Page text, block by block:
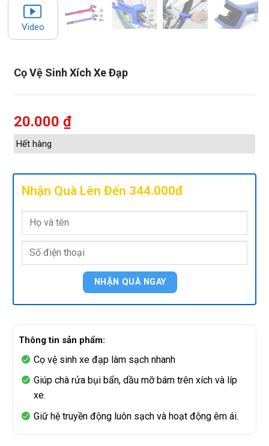
Cọ Vệ Sinh Xích Xe Đạp
Video
20.000 ₫
Hết hàng
Nhận Quà Lên Đến 344.000đ
Thông tin sản phẩm:
Cọ vệ sinh xe đạp làm sạch nhanh
Giúp chà rửa bụi bẩn, dầu mỡ bám trên xích và líp
xe.
Giữ hệ truyền động luôn sạch và hoạt động êm ái.